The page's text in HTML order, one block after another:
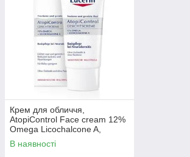
Крем для обличчя,
AtopiControl Face cream 12%
Omega Licochalcone A,
Сeramides, Eucerin, 50 мл
В наявності